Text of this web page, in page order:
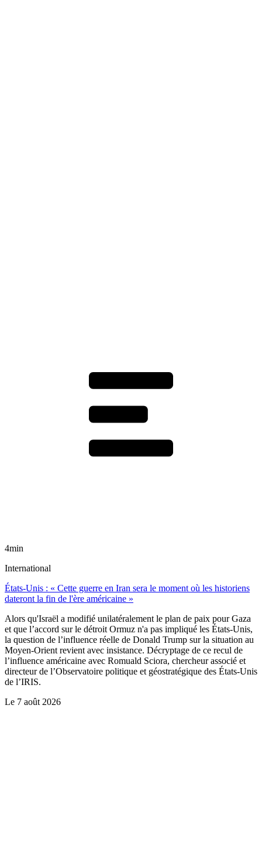
4min
International
États-Unis : « Cette guerre en Iran sera le moment où les historiens
dateront la fin de l'ère américaine »
Alors qu'Israël a modifié unilatéralement le plan de paix pour Gaza
et que l’accord sur le détroit Ormuz n'a pas impliqué les États-Unis,
la question de l’influence réelle de Donald Trump sur la situation au
Moyen-Orient revient avec insistance. Décryptage de ce recul de
l’influence américaine avec Romuald Sciora, chercheur associé et
directeur de l’Observatoire politique et géostratégique des États-Unis
de l’IRIS.
Le 7 août 2026